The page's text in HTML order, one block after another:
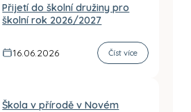
Přijetí do školní družiny pro
školní rok 2026/2027
16.06.2026 Číst více
Škola v přírodě v Novém